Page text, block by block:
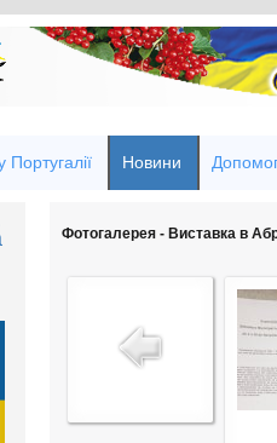
Португалії Новини
Фотогалерея - Виставка в